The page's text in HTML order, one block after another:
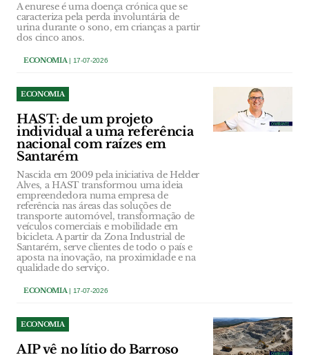
A enurese é uma doença crónica que se
caracteriza pela perda involuntária de
urina durante o sono, em crianças a partir
dos cinco anos.
ECONOMIA | 17-07-2026
ECONOMIA
HAST: de um projeto
individual a uma referência
nacional com raízes em
Santarém
Nascida em 2009 pela iniciativa de Helder
Alves, a HAST transformou uma ideia
empreendedora numa empresa de
referência nas áreas das soluções de
transporte automóvel, transformação de
veículos comerciais e mobilidade em
bicicleta. A partir da Zona Industrial de
Santarém, serve clientes de todo o país e
aposta na inovação, na proximidade e na
qualidade do serviço.
ECONOMIA | 17-07-2026
ECONOMIA
AIP vê no lítio do Barroso